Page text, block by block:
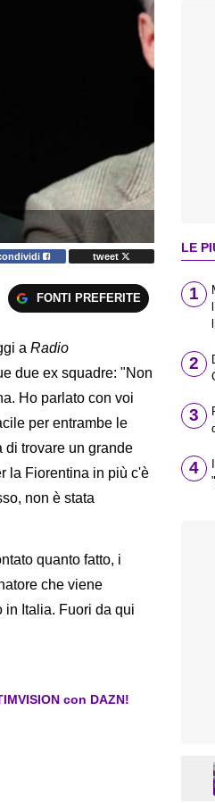
tweet
FONTI PREFERITE
a Radio
due ex squadre: "Non
Ho parlato con voi
per entrambe le
di trovare un grande
la Fiorentina in più c'è
non è stata
quanto fatto, i
che viene
in Italia. Fuori da qui
con DAZN!
LE
1
2
3
4